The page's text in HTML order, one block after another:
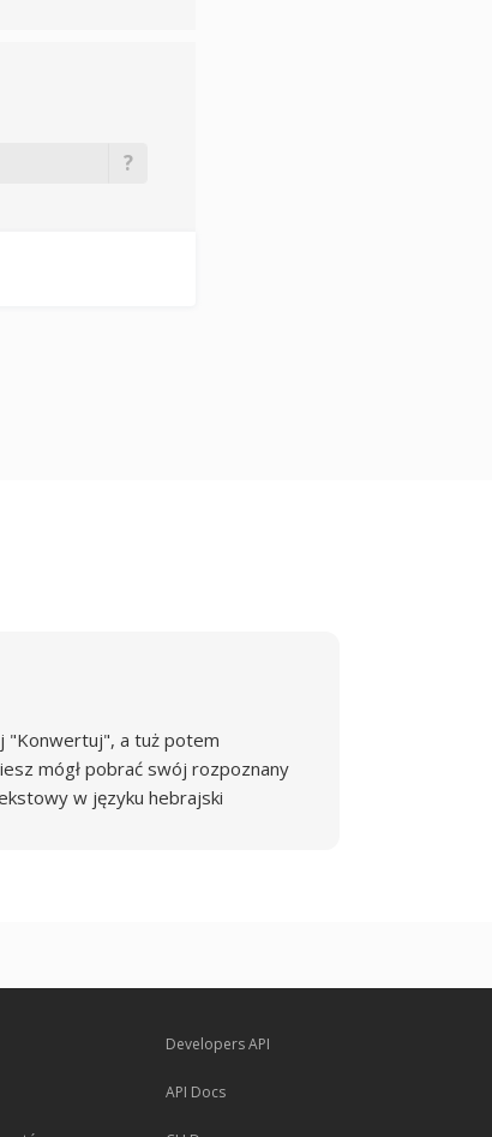
"Konwertuj", a tuż potem
mógł pobrać swój rozpoznany
w języku hebrajski
Developers API
API Docs